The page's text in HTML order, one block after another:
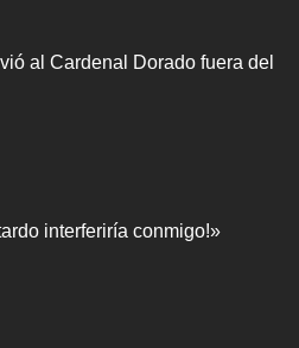
al Cardenal Dorado fuera del
interferiría conmigo!»